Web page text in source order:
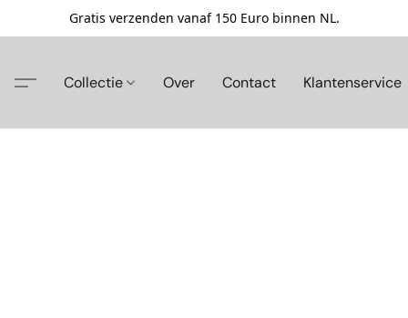
Gratis verzenden vanaf 150 Euro binnen NL.
Collectie Over Contact Klantenservice